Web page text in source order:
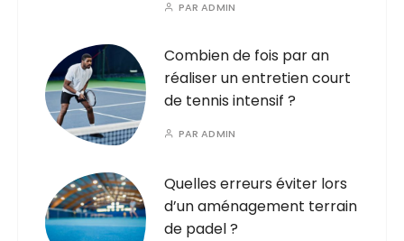
PARADMIN
Combien de fois par an
réaliser un entretien court
de tennis intensif ?
PARADMIN
Quelles erreurs éviter lors
d’un aménagement terrain
de padel ?